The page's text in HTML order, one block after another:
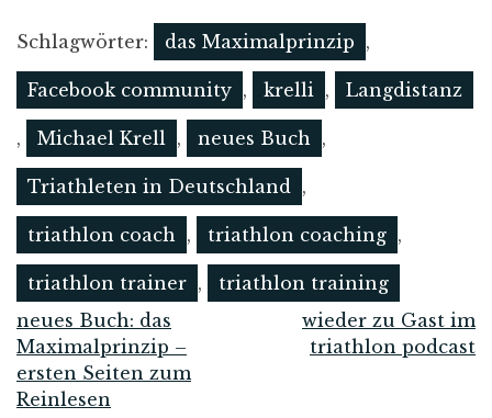
Schlagwörter: das Maximalprinzip ,
Facebook community , krelli , Langdistanz
, Michael Krell , neues Buch ,
Triathleten in Deutschland ,
triathlon coach , triathlon coaching ,
triathlon trainer , triathlon training
Beitrags-
Navigation
neues Buch: das
Maximalprinzip –
ersten Seiten zum
Reinlesen
wieder zu Gast im
triathlon podcast